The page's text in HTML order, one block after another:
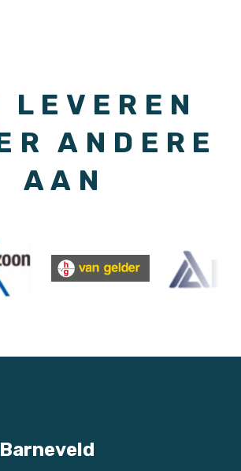
LEVEREN
ANDERE
AAN